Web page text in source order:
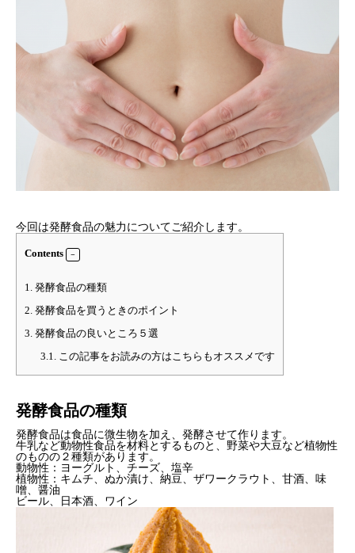
今回は発酵食品の魅力についてご紹介します。
Contents
1. 発酵食品の種類
2. 発酵食品を買うときのポイント
3. 発酵食品の良いところ５選
3.1.
この記事をお読みの方はこちらもオススメです
発酵食品の種類
発酵食品は食品に微生物を加え、発酵させて作ります。
牛乳など動物性食品を材料とするものと、野菜や大豆など植物性
のものの２種類があります。
動物性：ヨーグルト、チーズ、塩辛
植物性：キムチ、ぬか漬け、納豆、ザワークラウト、甘酒、 味
噌、 醤油
ビール、日本酒、ワイン